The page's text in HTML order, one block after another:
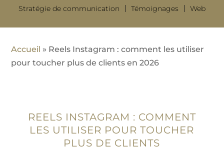
Stratégie de communication
Témoignages Web
Accueil » Reels Instagram : comment les utiliser
pour toucher plus de clients en 2026
REELS INSTAGRAM : COMMENT
LES UTILISER POUR TOUCHER
PLUS DE CLIENTS